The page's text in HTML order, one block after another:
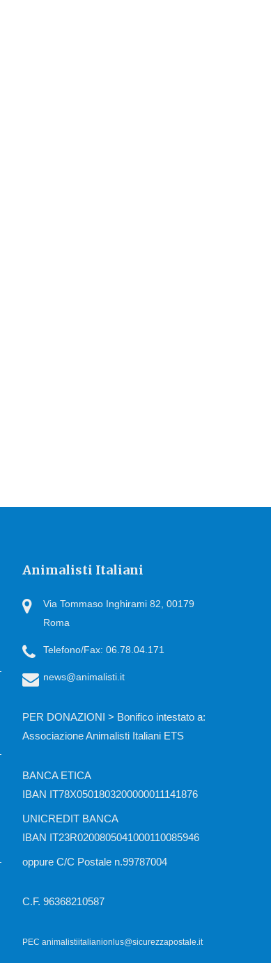
Animalisti Italiani
Via Tommaso Inghirami 82, 00179
Roma
Telefono/Fax: 06.78.04.171
news@animalisti.it
PER DONAZIONI > Bonifico intestato a:
Associazione Animalisti Italiani ETS
BANCA ETICA
IBAN IT78X0501803200000011141876
UNICREDIT BANCA
IBAN IT23R0200805041000110085946
oppure C/C Postale n.99787004
C.F. 96368210587
PEC animalistiitalianionlus@sicurezzapostale.it